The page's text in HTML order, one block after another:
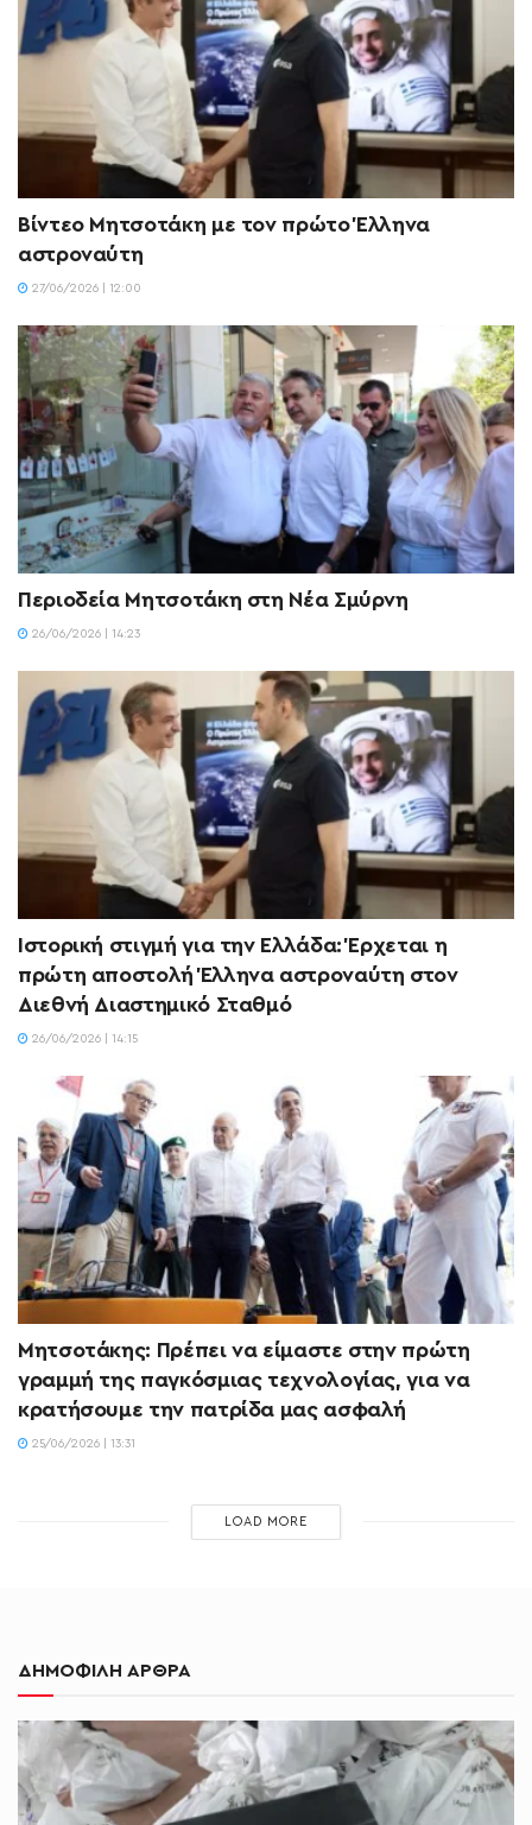
Bίντεο Μητσοτάκη με τον πρώτο Έλληνα
αστροναύτη
27/06/2026 | 12:00
Περιοδεία Μητσοτάκη στη Νέα Σμύρνη
26/06/2026 | 14:23
Ιστορική στιγμή για την Ελλάδα: Έρχεται η
πρώτη αποστολή Έλληνα αστροναύτη στον
Διεθνή Διαστημικό Σταθμό
26/06/2026 | 14:15
Μητσοτάκης: Πρέπει να είμαστε στην πρώτη
γραμμή της παγκόσμιας τεχνολογίας, για να
κρατήσουμε την πατρίδα μας ασφαλή
25/06/2026 | 13:31
LOAD MORE
ΔΗΜΟΦΙΛΗ ΑΡΘΡΑ